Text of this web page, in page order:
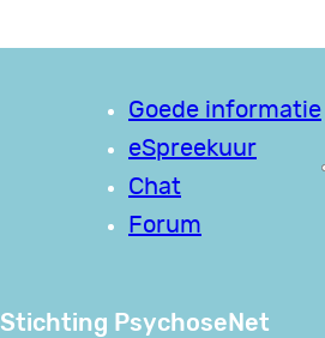
Goede informatie
eSpreekuur
Chat
Forum
Stichting PsychoseNet